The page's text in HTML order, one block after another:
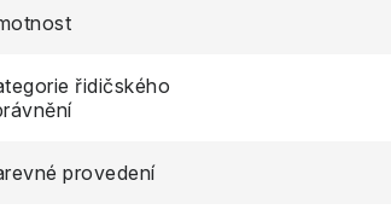
řidičského
provedení